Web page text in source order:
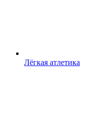
Лёгкая атлетика